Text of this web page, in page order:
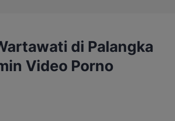
di Palangka
Video Porno